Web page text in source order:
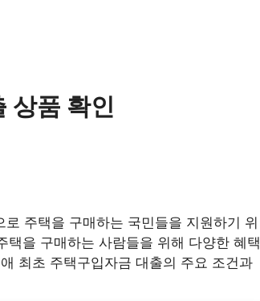
상품 확인
주택을 구매하는 국민들을 지원하기 위
을 구매하는 사람들을 위해 다양한 혜택
최초 주택구입자금 대출의 주요 조건과